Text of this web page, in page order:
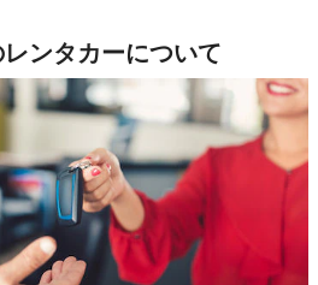
ンタカーについて